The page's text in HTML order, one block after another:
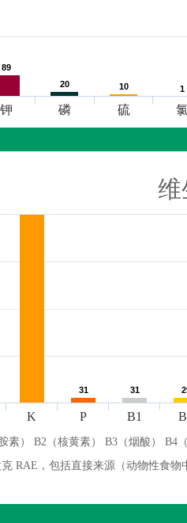
89
89
20
20 10
10 1
1
钾 磷 硫
维
31
31 31
31
K P B1
素） B2（核黄素） B3（烟酸） B4
RAE，包括直接来源（动物性食